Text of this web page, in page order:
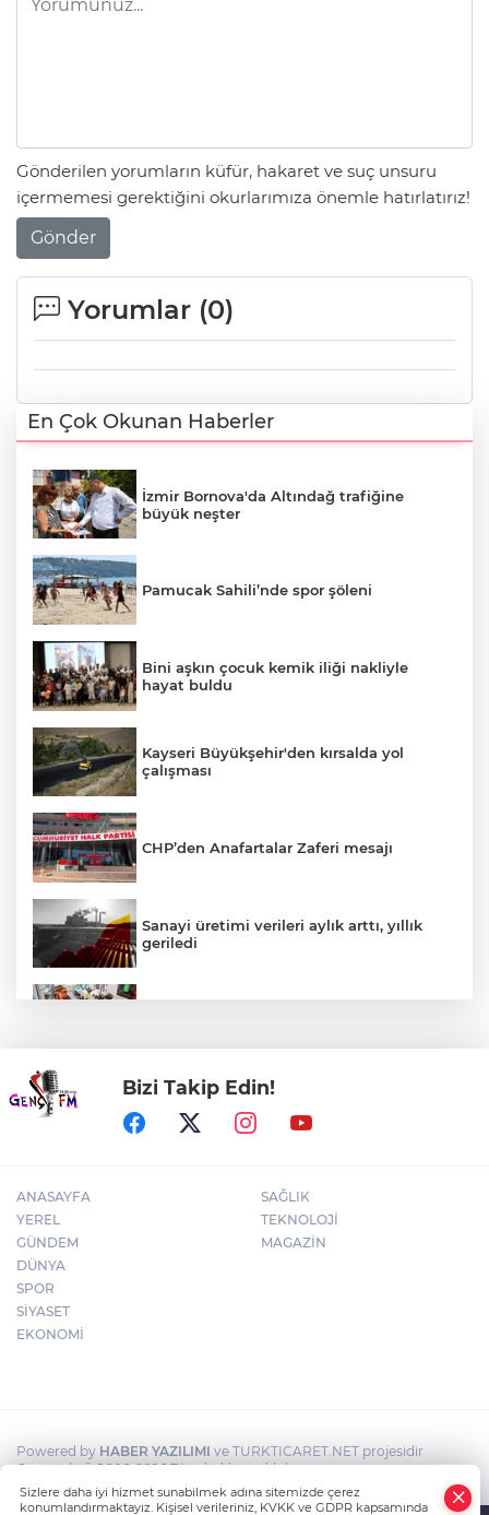
Gönderilen yorumların küfür, hakaret ve suç unsuru
içermemesi gerektiğini okurlarımıza önemle hatırlatırız!
Gönder
Yorumlar (0)
En Çok Okunan Haberler
İzmir Bornova'da Altındağ trafiğine
büyük neşter
Pamucak Sahili’nde spor şöleni
Bini aşkın çocuk kemik iliği nakliyle
hayat buldu
Kayseri Büyükşehir'den kırsalda yol
çalışması
CHP’den Anafartalar Zaferi mesajı
Sanayi üretimi verileri aylık arttı, yıllık
geriledi
Şahin Biba, Bursa’da 2 yılda
yapılamayanı 5 ayda yapıyor
Bizi Takip Edin!
ANASAYFA
YEREL
GÜNDEM
DÜNYA
SPOR
SİYASET
EKONOMİ
SAĞLIK
TEKNOLOJİ
MAGAZİN
Powered by HABER YAZILIMI ve TURKTICARET.NET projesidir
Copyright© 2006-2026 Tüm hakları saklıdır.
Sizlere daha iyi hizmet sunabilmek adına sitemizde çerez
konumlandırmaktayız. Kişisel verileriniz, KVKK ve GDPR kapsamında